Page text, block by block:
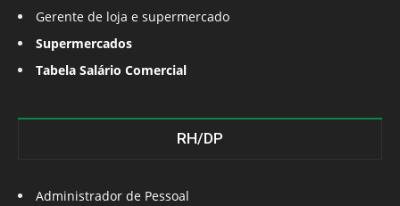
Gerente de loja e supermercado
Supermercados
Tabela Salário Comercial
RH/DP
Administrador de Pessoal